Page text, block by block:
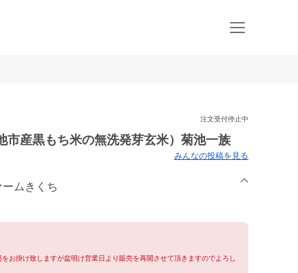
注文受付停止中
市産黒もち米の無洗発芽玄米）菊池一族
みんなの投稿を見る
ムきくち
お掛け致しますが盆明け営業日より販売を再開させて頂きますのでよろし